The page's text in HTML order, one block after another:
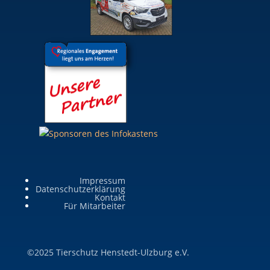
Impressum
Datenschutzerklärung
Kontakt
Für Mitarbeiter
©2025 Tierschutz Henstedt-Ulzburg e.V.